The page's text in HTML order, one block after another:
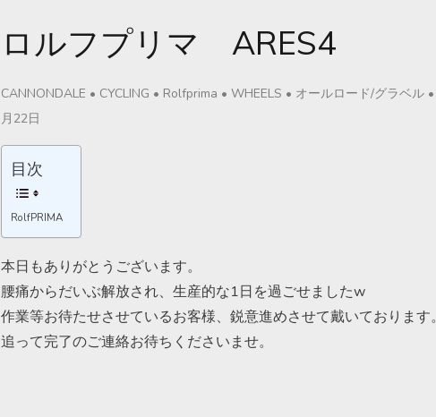
ロルフプリマ ARES4
CANNONDALE • CYCLING • Rolfprima • WHEELS • オールロード/グラベル •
月22日
目次
RolfPRIMA
本日もありがとうございます。
腰痛からだいぶ解放され、生産的な1日を過ごせましたw
作業等お待たせさせているお客様、鋭意進めさせて戴いております。
追って完了のご連絡お待ちくださいませ。